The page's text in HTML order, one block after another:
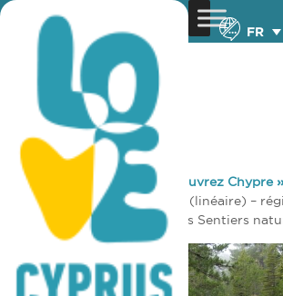
FR
You are here: Home »Découvrez Chypre
Sentiers nature
»Persefoni (linéaire) –
(Limassol), forêt du Troodos Sentiers